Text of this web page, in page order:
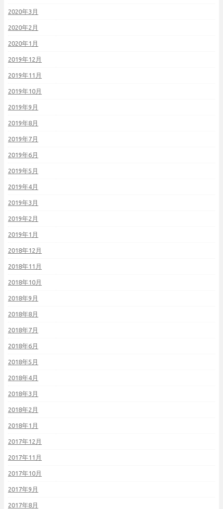
2020年3月
2020年2月
2020年1月
2019年12月
2019年11月
2019年10月
2019年9月
2019年8月
2019年7月
2019年6月
2019年5月
2019年4月
2019年3月
2019年2月
2019年1月
2018年12月
2018年11月
2018年10月
2018年9月
2018年8月
2018年7月
2018年6月
2018年5月
2018年4月
2018年3月
2018年2月
2018年1月
2017年12月
2017年11月
2017年10月
2017年9月
2017年8月